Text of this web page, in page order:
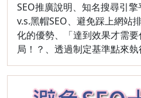
SEO推廣說明、知名搜尋引
v.s.黑帽SEO、避免踩上網站
化的優勢、「達到效果才需
局！？、透過制定基準點來埶